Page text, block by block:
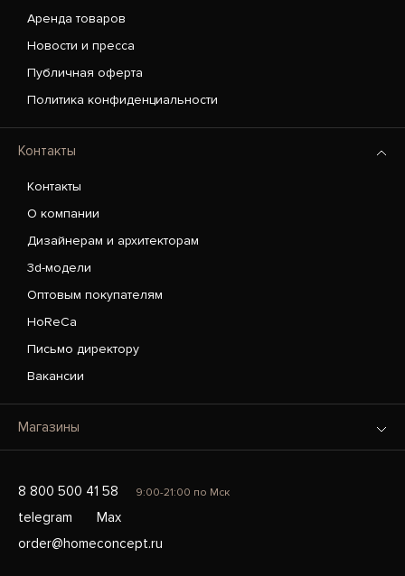
Аренда товаров
Новости и пресса
Публичная оферта
Политика конфиденциальности
Контакты
Контакты
О компании
Дизайнерам и архитекторам
3d-модели
Оптовым покупателям
HoReCa
Письмо директору
Вакансии
Магазины
8 800 500 41 58 9:00-21:00 по Мск
telegram
Max
order@homeconcept.ru